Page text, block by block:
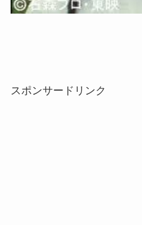
スポンサードリンク